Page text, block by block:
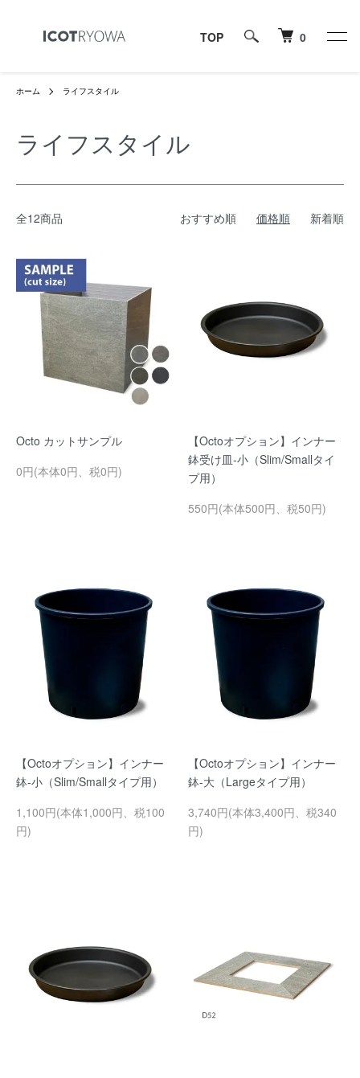
TOP 0
ホーム ライフスタイル
ライフスタイル
全12商品 おすすめ順 価格順 新着順
Octo カットサンプル
0円(本体0円、税0円)
【Octoオプション】インナー
鉢受け皿-小（Slim/Smallタイ
プ用）
550円(本体500円、税50円)
【Octoオプション】インナー
鉢-小（Slim/Smallタイプ用）
1,100円(本体1,000円、税100
円)
【Octoオプション】インナー
鉢-大（Largeタイプ用）
3,740円(本体3,400円、税340
円)